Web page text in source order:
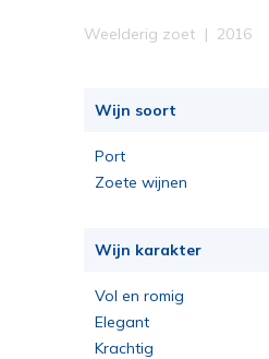
Weelderig zoet 2016
Wijn soort
Port
Zoete wijnen
Wijn karakter
Vol en romig
Elegant
Krachtig